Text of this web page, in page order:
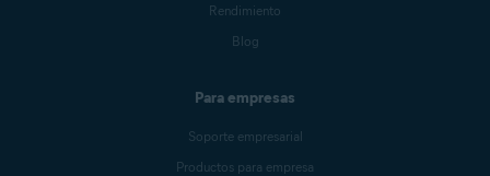
Rendimiento
Blog
Para empresas
Soporte empresarial
Productos para empresa